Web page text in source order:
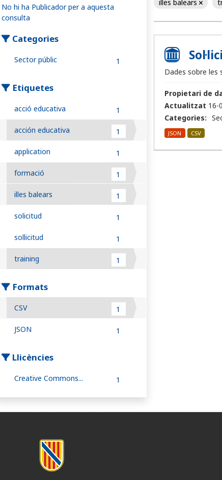
No hi ha Publicador per a aquesta
consulta
Categories
Sector públic 1
Etiquetes
acció educativa 1
acción educativa 1
application 1
formació 1
illes balears 1
solicitud 1
sollicitud 1
training 1
Formats
CSV 1
JSON 1
Llicències
Creative Commons... 1
illes balears
Dades sobre les
Propietari de
Actualitzat 16-
Categories:
JSON CSV